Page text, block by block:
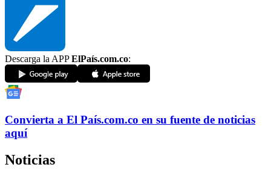
Descarga la APPElPaís.com.co:
Convierta a El País.com.co en su fuente de noticias
aquí
Noticias